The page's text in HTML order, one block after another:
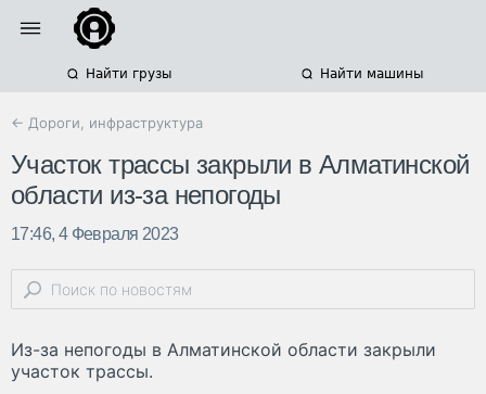
Найти грузы Найти машины
← Дороги, инфраструктура
Участок трассы закрыли в Алматинской
области из-за непогоды
17:46, 4 Февраля 2023
Из-за непогоды в Алматинской области закрыли
участок трассы.